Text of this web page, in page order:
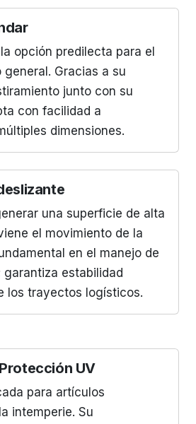
opción predilecta para el
general. Gracias a su
junto con su
con facilidad a
dimensiones.
una superficie de alta
el movimiento de la
en el manejo de
garantiza estabilidad
los trayectos logísticos.
UV
para artículos
intemperie. Su